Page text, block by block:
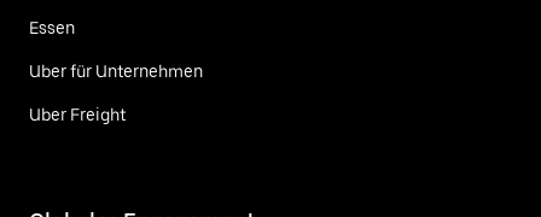
Essen
Uber für Unternehmen
Uber Freight